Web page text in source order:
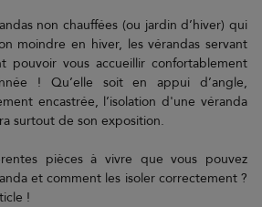
non chauffées (ou jardin d’hiver) qui
moindre en hiver, les vérandas servant
pouvoir vous accueillir confortablement
! Qu’elle soit en appui d’angle,
encastrée, l’isolation d'une véranda
surtout de son exposition.
pièces à vivre que vous pouvez
et comment les isoler correctement ?
!